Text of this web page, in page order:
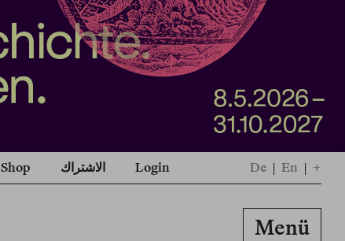
Shop الاشتراك Login De | En | +
Menü